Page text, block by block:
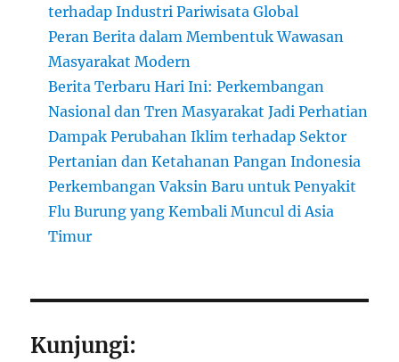
terhadap Industri Pariwisata Global
Peran Berita dalam Membentuk Wawasan
Masyarakat Modern
Berita Terbaru Hari Ini: Perkembangan
Nasional dan Tren Masyarakat Jadi Perhatian
Dampak Perubahan Iklim terhadap Sektor
Pertanian dan Ketahanan Pangan Indonesia
Perkembangan Vaksin Baru untuk Penyakit
Flu Burung yang Kembali Muncul di Asia
Timur
Kunjungi: